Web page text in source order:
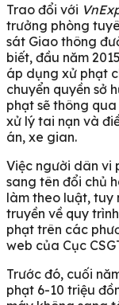
Trao đổi với
trưởng phòng
sát Giao thông
biết, đầu năm
áp dụng xử phạt
chuyển quyền sở
phạt sẽ thông
xử lý tai nạn và
án, xe gian.
Việc người dân vi
sang tên đổi chủ
làm theo luật, tuy
truyền về quy
phạt trên các
web của Cục
Trước đó, cuối
phạt 6-10 triệu